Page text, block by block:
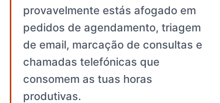
provavelmente estás afogado em
pedidos de agendamento, triagem
de email, marcação de consultas e
chamadas telefónicas que
consomem as tuas horas
produtivas.